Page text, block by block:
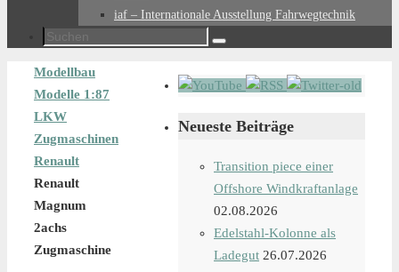
iaf – Internationale Ausstellung Fahrwegtechnik
Suchen
Suchen
Start
Modellbau
Modelle 1:87
LKW
Zugmaschinen
Renault
Renault
Magnum
2achs
Zugmaschine
Neueste Beiträge
Transition piece einer
Offshore Windkraftanlage
02.08.2026
Edelstahl-Kolonne als
Ladegut 26.07.2026